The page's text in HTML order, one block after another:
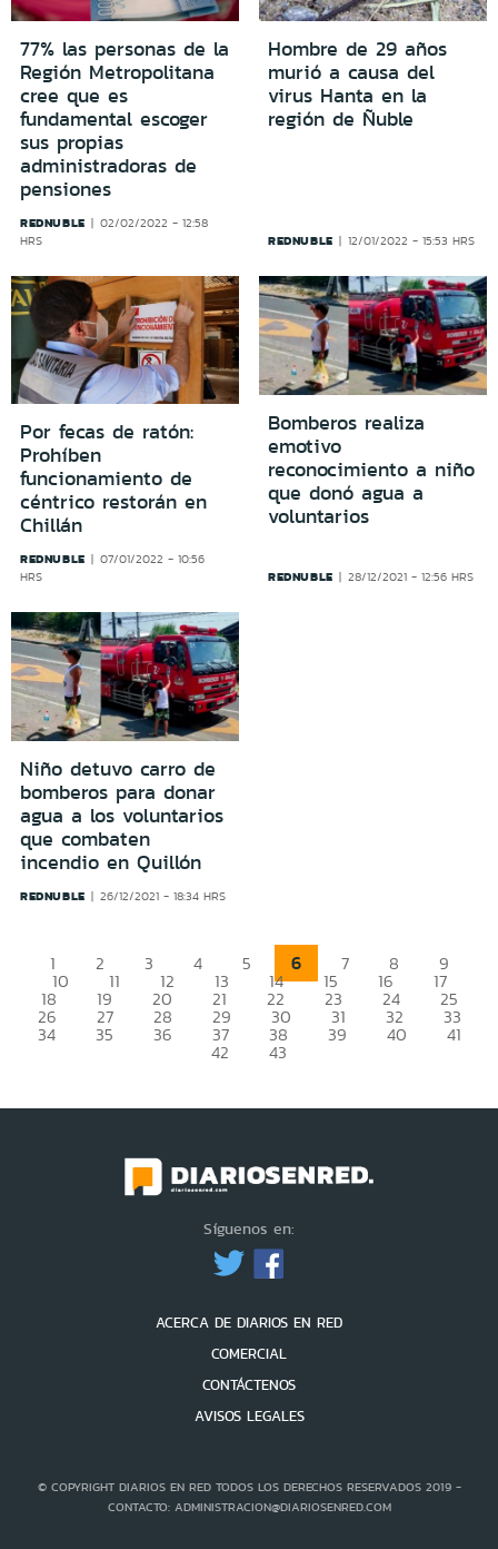
77% las personas de la
Región Metropolitana
cree que es
fundamental escoger
sus propias
administradoras de
pensiones
REDNUBLE
02/02/2022 - 12:58
HRS
Hombre de 29 años
murió a causa del
virus Hanta en la
región de Ñuble
REDNUBLE 12/01/2022 - 15:53 HRS
Por fecas de ratón:
Prohíben
funcionamiento de
céntrico restorán en
Chillán
REDNUBLE
07/01/2022 - 10:56
HRS
Bomberos realiza
emotivo
reconocimiento a niño
que donó agua a
voluntarios
REDNUBLE 28/12/2021 - 12:56 HRS
Niño detuvo carro de
bomberos para donar
agua a los voluntarios
que combaten
incendio en Quillón
REDNUBLE 26/12/2021 - 18:34 HRS
1 2 3 4 5 6 7 8 9
10 11 12 13 14 15 16 17
18 19 20 21 22 23 24 25
26 27 28 29 30 31 32 33
34 35 36 37 38 39 40 41
42 43
Síguenos en:
ACERCA DE DIARIOS EN RED
COMERCIAL
CONTÁCTENOS
AVISOS LEGALES
© COPYRIGHT DIARIOS EN RED TODOS LOS DERECHOS RESERVADOS 2019 -
CONTACTO: ADMINISTRACION@DIARIOSENRED.COM